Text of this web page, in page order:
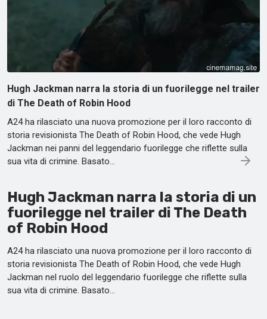
Hugh Jackman narra la storia di un fuorilegge nel trailer
di The Death of Robin Hood
A24 ha rilasciato una nuova promozione per il loro racconto di
storia revisionista The Death of Robin Hood, che vede Hugh
Jackman nei panni del leggendario fuorilegge che riflette sulla
sua vita di crimine. Basato…
Hugh Jackman narra la storia di un
fuorilegge nel trailer di The Death
of Robin Hood
A24 ha rilasciato una nuova promozione per il loro racconto di
storia revisionista The Death of Robin Hood, che vede Hugh
Jackman nel ruolo del leggendario fuorilegge che riflette sulla
sua vita di crimine. Basato…